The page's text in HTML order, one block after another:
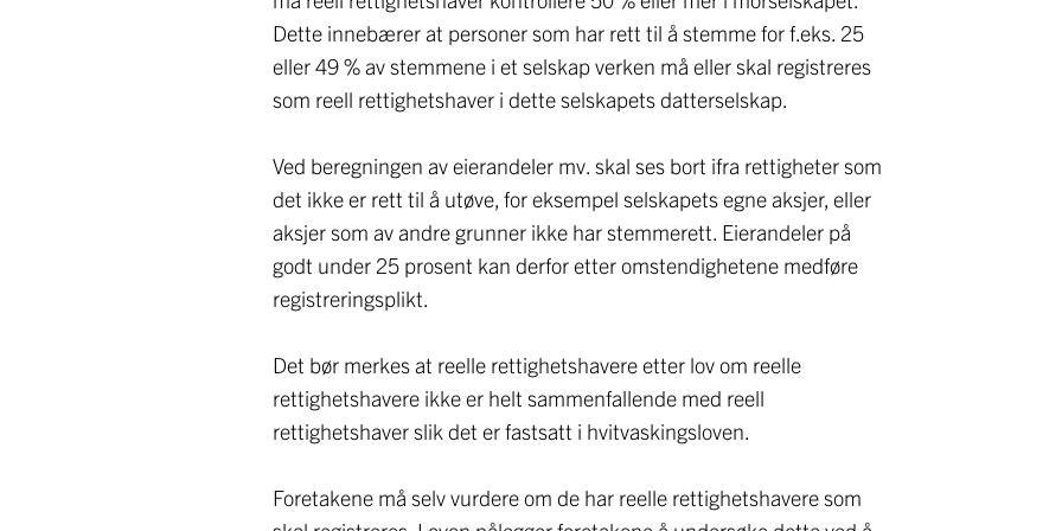
Dette innebærer at personer som har rett til å stemme for f.eks. 25
eller 49 % av stemmene i et selskap verken må eller skal registreres
som reell rettighetshaver i dette selskapets datterselskap.
Ved beregningen av eierandeler mv. skal ses bort ifra rettigheter som
det ikke er rett til å utøve, for eksempel selskapets egne aksjer, eller
aksjer som av andre grunner ikke har stemmerett. Eierandeler på
godt under 25 prosent kan derfor etter omstendighetene medføre
registreringsplikt.
Det bør merkes at reelle rettighetshavere etter lov om reelle
rettighetshavere ikke er helt sammenfallende med reell
rettighetshaver slik det er fastsatt i hvitvaskingsloven.
Foretakene må selv vurdere om de har reelle rettighetshavere som